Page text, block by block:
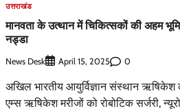
उत्तराखंड
मानवता के उत्थान में चिकित्सकों की अहम
नड्डा
News Desk April 15, 2025 0
अखिल भारतीय आयुर्विज्ञान संस्थान ऋषिकेश
एम्स ऋषिकेश मरीजों को रोबोटिक सर्जरी,